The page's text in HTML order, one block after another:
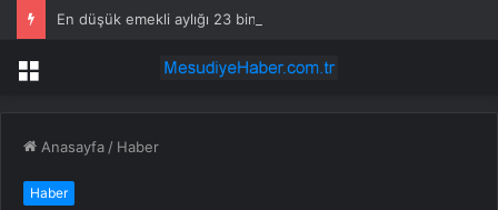
En düşük emekli aylığı 23 bin 552 liraya yükseltildi
Menü
Anasayfa / Haber
Haber